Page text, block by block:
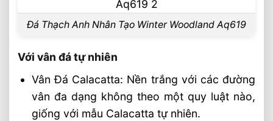
Đá Thạch Anh Nhân Tạo Winter Woodland Aq619
Với vân đá tự nhiên
Vân Đá Calacatta: Nền trắng với các đường
vân đa dạng không theo một quy luật nào,
giống với mẫu Calacatta tự nhiên.